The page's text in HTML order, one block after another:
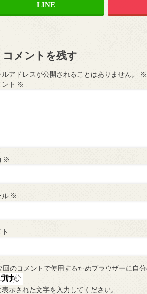
コメントを残す
ルアドレスが公開されることはありません。 ※
ント ※
※
ル ※
回のコメントで使用するためブラウザーに自
表示された文字を入力してください。